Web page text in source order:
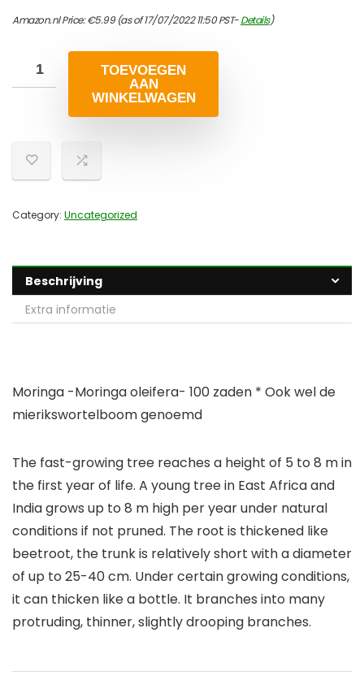
Amazon.nl Price:€5.99(as of 17/07/2022 11:50 PST-Details)
TOEVOEGEN
AAN
WINKELWAGEN
Category: Uncategorized
Beschrijving
Extra informatie
Moringa -Moringa oleifera- 100 zaden * Ook wel de
mierikswortelboom genoemd
The fast-growing tree reaches a height of 5 to 8 m in
the first year of life. A young tree in East Africa and
India grows up to 8 m high per year under natural
conditions if not pruned. The root is thickened like
beetroot, the trunk is relatively short with a diameter
of up to 25-40 cm. Under certain growing conditions,
it can thicken like a bottle. It branches into many
protruding, thinner, slightly drooping branches.